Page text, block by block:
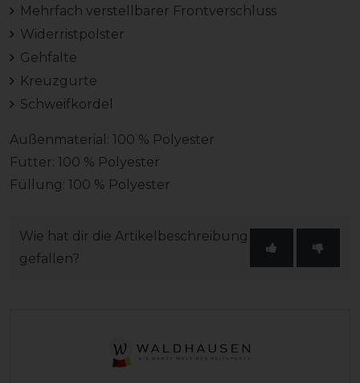
Mehrfach verstellbarer Frontverschluss
Widerristpolster
Gehfalte
Kreuzgurte
Schweifkordel
Außenmaterial: 100 % Polyester
Futter: 100 % Polyester
Füllung: 100 % Polyester
Wie hat dir die Artikelbeschreibung
gefallen?